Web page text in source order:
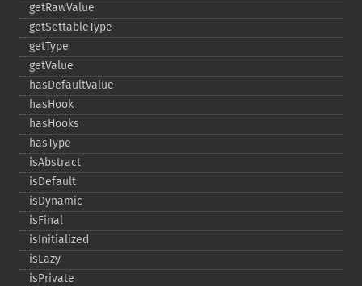
getRawValue
getSettableType
getType
getValue
hasDefaultValue
hasHook
hasHooks
hasType
isAbstract
isDefault
isDynamic
isFinal
isInitialized
isLazy
isPrivate